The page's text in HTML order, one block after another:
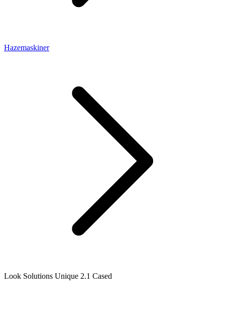
Hazemaskiner
Look Solutions Unique 2.1 Cased